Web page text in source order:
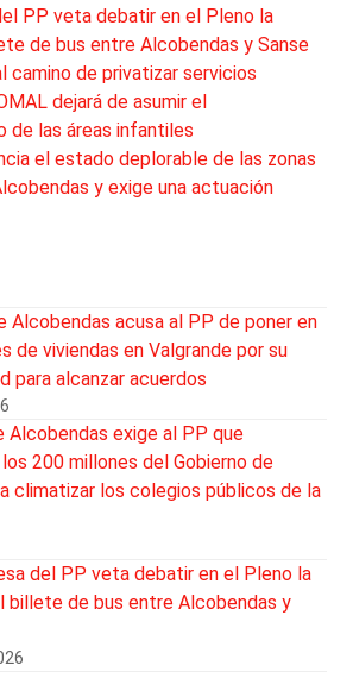
PP veta debatir en el Pleno la
de bus entre Alcobendas y Sanse
camino de privatizar servicios
dejará de asumir el
de las áreas infantiles
el estado deplorable de las zonas
y exige una actuación
Alcobendas acusa al PP de poner en
de viviendas en Valgrande por su
para alcanzar acuerdos
Alcobendas exige al PP que
200 millones del Gobierno de
climatizar los colegios públicos de la
del PP veta debatir en el Pleno la
billete de bus entre Alcobendas y